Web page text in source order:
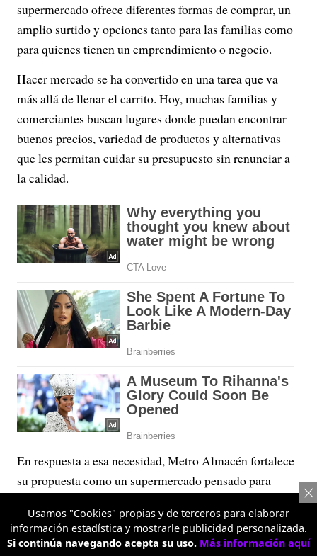
supermercado ofrece diferentes formas de comprar, un
amplio surtido y opciones tanto para las familias como
para quienes tienen un emprendimiento o negocio.
Hacer mercado se ha convertido en una tarea que va
más allá de llenar el carrito. Hoy, muchas familias y
comerciantes buscan lugares donde puedan encontrar
buenos precios, variedad de productos y alternativas
que les permitan cuidar su presupuesto sin renunciar a
la calidad.
En respuesta a esa necesidad, Metro Almacén fortalece
su propuesta como un supermercado pensado para
también necesitan abastecer un negocio. Su apuesta gira
alrededor de un concepto claro: “Más barato. Más
Usamos "Cookies" propias y de terceros para elaborar
información estadística y mostrarle publicidad personalizada.
Si continúa navegando acepta su uso. Más información aquí